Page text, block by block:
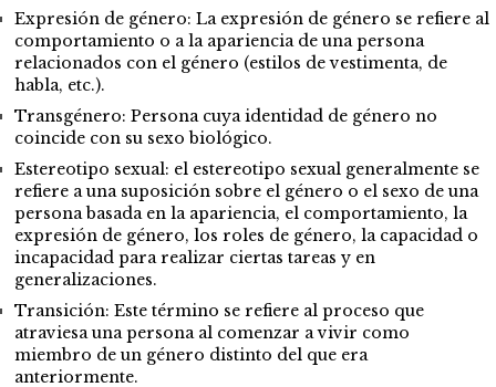
Expresión de género: La expresión de género se refiere al
comportamiento o a la apariencia de una persona
relacionados con el género (estilos de vestimenta, de
habla, etc.).
Transgénero: Persona cuya identidad de género no
coincide con su sexo biológico.
Estereotipo sexual: el estereotipo sexual generalmente se
refiere a una suposición sobre el género o el sexo de una
persona basada en la apariencia, el comportamiento, la
expresión de género, los roles de género, la capacidad o
incapacidad para realizar ciertas tareas y en
generalizaciones.
Transición: Este término se refiere al proceso que
atraviesa una persona al comenzar a vivir como
miembro de un género distinto del que era
anteriormente.